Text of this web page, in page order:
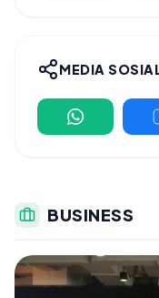
MEDIA SOSIAL
BUSINESS